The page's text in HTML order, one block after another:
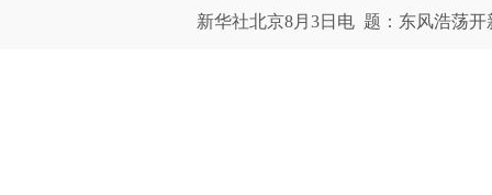
新华社北京8月3日电 题：东风浩荡